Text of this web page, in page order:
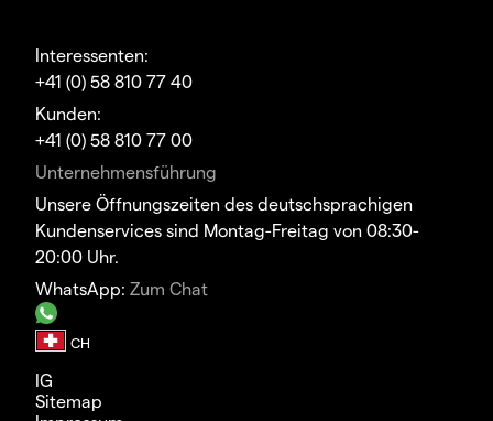
Interessenten:
+41 (0) 58 810 77 40
Kunden:
+41 (0) 58 810 77 00
Unternehmensführung
Unsere Öffnungszeiten des deutschsprachigen
Kundenservices sind Montag-Freitag von 08:30-
20:00 Uhr.
WhatsApp: Zum Chat
IG
Sitemap